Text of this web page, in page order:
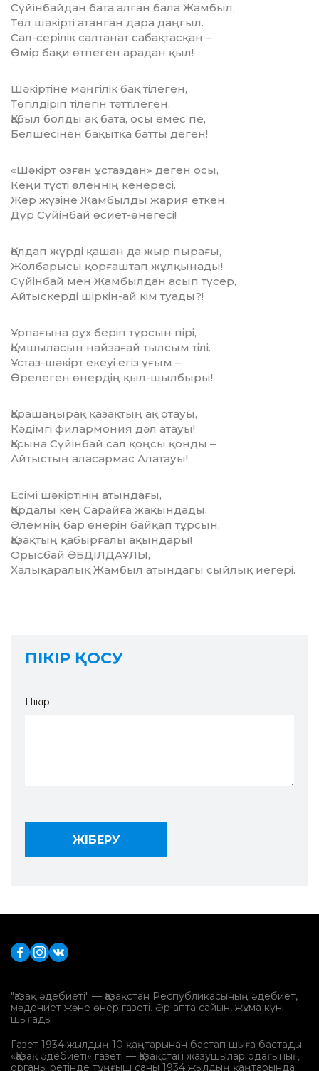
Сүйінбайдан бата алған бала Жамбыл,
Төл шәкірті атанған дара даңғыл.
Сал-серілік салтанат сабақтасқан –
Өмір бақи өтпеген арадан қыл!
Шәкіртіне мәңгілік бақ тілеген,
Төгілдіріп тілегін тәттілеген.
Қабыл болды ақ бата, осы емес пе,
Белшесінен бақытқа батты деген!
«Шәкірт озған ұстаздан» деген осы,
Кеңи түсті өлеңнің кенересі.
Жер жүзіне Жамбылды жария еткен,
Дүр Сүйінбай өсиет-өнегесі!
Қолдап жүрді қашан да жыр пырағы,
Жолбарысы қорғаштап жұлқынады!
Сүйінбай мен Жамбылдан асып түсер,
Айтыскерді шіркін-ай кім туады?!
Ұрпағына рух беріп тұрсын пірі,
Қамшыласын найзағай тылсым тілі.
Ұстаз-шәкірт екеуі егіз ұғым –
Өрелеген өнердің қыл-шылбыры!
Қарашаңырақ қазақтың ақ отауы,
Кәдімгі филармония дәл атауы!
Қасына Сүйінбай сал қоңсы қонды –
Айтыстың аласармас Алатауы!
Есімі шәкіртінің атындағы,
Қордалы кең Сарайға жақындады.
Әлемнің бар өнерін байқап тұрсын,
Қазақтың қабырғалы ақындары!
Орысбай ӘБДІЛДАҰЛЫ,
Халықаралық Жамбыл атындағы сыйлық иегері.
ПІКІР ҚОСУ
Пікір
"Қазақ әдебиеті" — Қазақстан Республикасының әдебиет,
мәдениет және өнер газеті. Әр апта сайын, жұма күні
шығады.
Газет 1934 жылдың 10 қаңтарынан бастап шыға бастады.
«Қазақ әдебиеті» газеті — Қазақстан жазушылар одағының
органы ретінде тұңғыш саны 1934 жылдың қаңтарында